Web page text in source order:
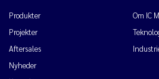
Produkter
Projekter
Aftersales
Nyheder
Om IC